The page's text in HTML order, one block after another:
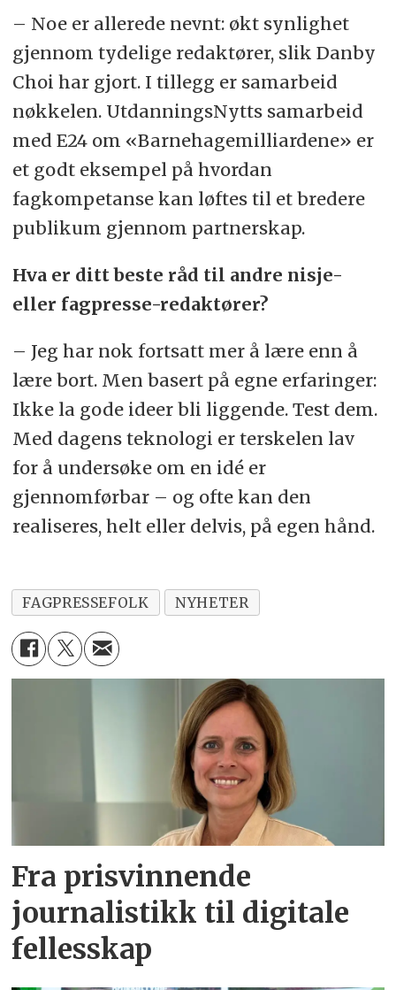
– Noe er allerede nevnt: økt synlighet
gjennom tydelige redaktører, slik Danby
Choi har gjort. I tillegg er samarbeid
nøkkelen. UtdanningsNytts samarbeid
med E24 om «Barnehagemilliardene» er
et godt eksempel på hvordan
fagkompetanse kan løftes til et bredere
publikum gjennom partnerskap.
Hva er ditt beste råd til andre nisje-
eller fagpresse-redaktører?
– Jeg har nok fortsatt mer å lære enn å
lære bort. Men basert på egne erfaringer:
Ikke la gode ideer bli liggende. Test dem.
Med dagens teknologi er terskelen lav
for å undersøke om en idé er
gjennomførbar – og ofte kan den
realiseres, helt eller delvis, på egen hånd.
FAGPRESSEFOLK NYHETER
Fra prisvinnende
journalistikk til digitale
fellesskap